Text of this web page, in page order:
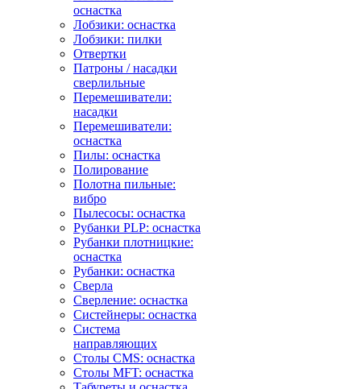
оснастка
Лобзики: оснастка
Лобзики: пилки
Отвертки
Патроны / насадки
сверлильные
Перемешиватели:
насадки
Перемешиватели:
оснастка
Пилы: оснастка
Полирование
Полотна пильные:
вибро
Пылесосы: оснастка
Рубанки PLP: оснастка
Рубанки плотницкие:
оснастка
Рубанки: оснастка
Сверла
Сверление: оснастка
Систейнеры: оснастка
Система
направляющих
Столы CMS: оснастка
Столы MFT: оснастка